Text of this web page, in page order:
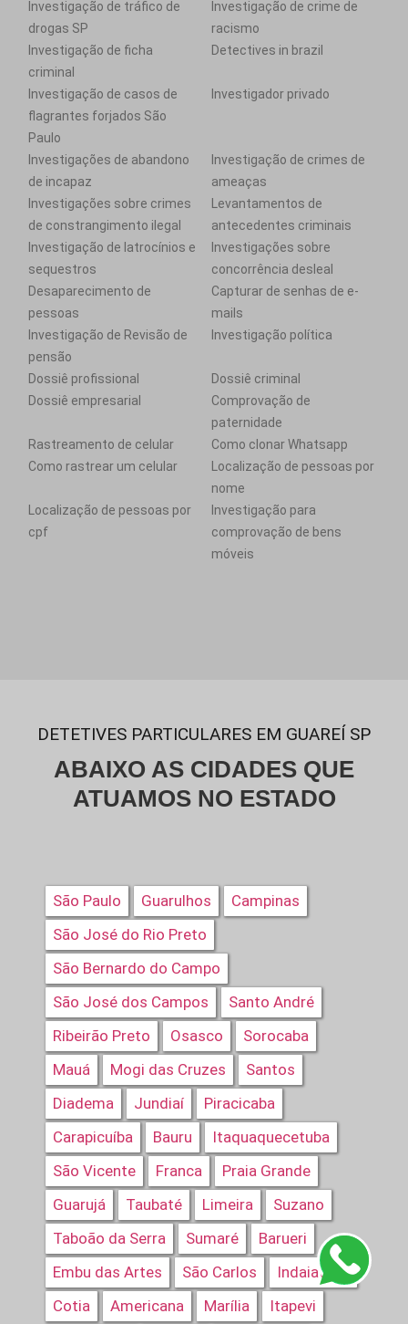
Investigação de tráfico de
drogas SP
Investigação de crime de
racismo
Investigação de ficha
criminal
Detectives in brazil
Investigação de casos de
flagrantes forjados São
Paulo
Investigador privado
Investigações de abandono
de incapaz
Investigação de crimes de
ameaças
Investigações sobre crimes
de constrangimento ilegal
Levantamentos de
antecedentes criminais
Investigação de latrocínios e
sequestros
Investigações sobre
concorrência desleal
Desaparecimento de
pessoas
Capturar de senhas de e-
mails
Investigação de Revisão de
pensão
Investigação política
Dossiê profissional
Dossiê criminal
Dossiê empresarial
Comprovação de
paternidade
Rastreamento de celular
Como clonar Whatsapp
Como rastrear um celular
Localização de pessoas por
nome
Localização de pessoas por
cpf
Investigação para
comprovação de bens
móveis
DETETIVES PARTICULARES EM GUAREÍ SP
ABAIXO AS CIDADES QUE
ATUAMOS NO ESTADO
São Paulo Guarulhos
Campinas
São José do Rio Preto
São Bernardo do Campo
São José dos Campos
Santo André
Ribeirão Preto
Osasco
Sorocaba
Mauá
Mogi das Cruzes
Santos
Diadema
Jundiaí
Piracicaba
Carapicuíba
Bauru
Itaquaquecetuba
São Vicente
Franca
Praia Grande
Guarujá
Taubaté Limeira
Suzano
Taboão da Serra
Sumaré
Barueri
Embu das Artes
São Carlos
Indaiatuba
Cotia
Americana Marília Itapevi